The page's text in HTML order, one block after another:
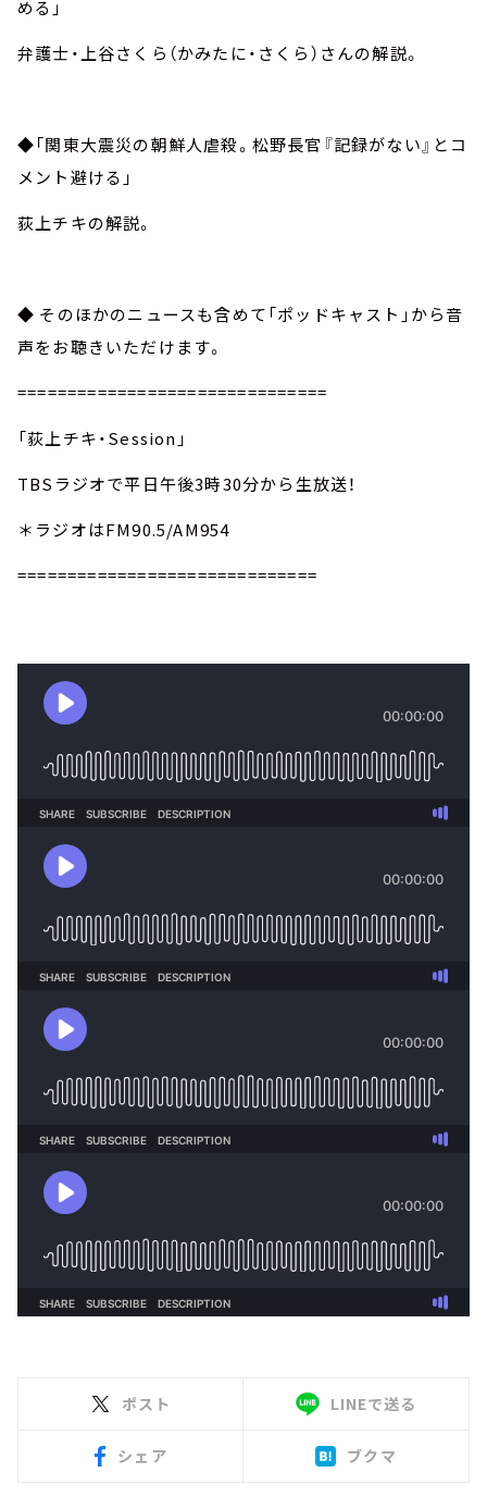
める」
弁護士・上谷さくら（かみたに・さくら）さんの解説。
◆「関東大震災の朝鮮人虐殺。松野長官『記録がない』とコ
メント避ける」
荻上チキの解説。
◆ そのほかのニュースも含めて「ポッドキャスト」から音
声をお聴きいただけます。
===============================
「荻上チキ・Session」
TBSラジオで平日午後3時30分から生放送！
＊ラジオはFM90.5/AM954
==============================
ポスト LINEで送る
シェア ブクマ